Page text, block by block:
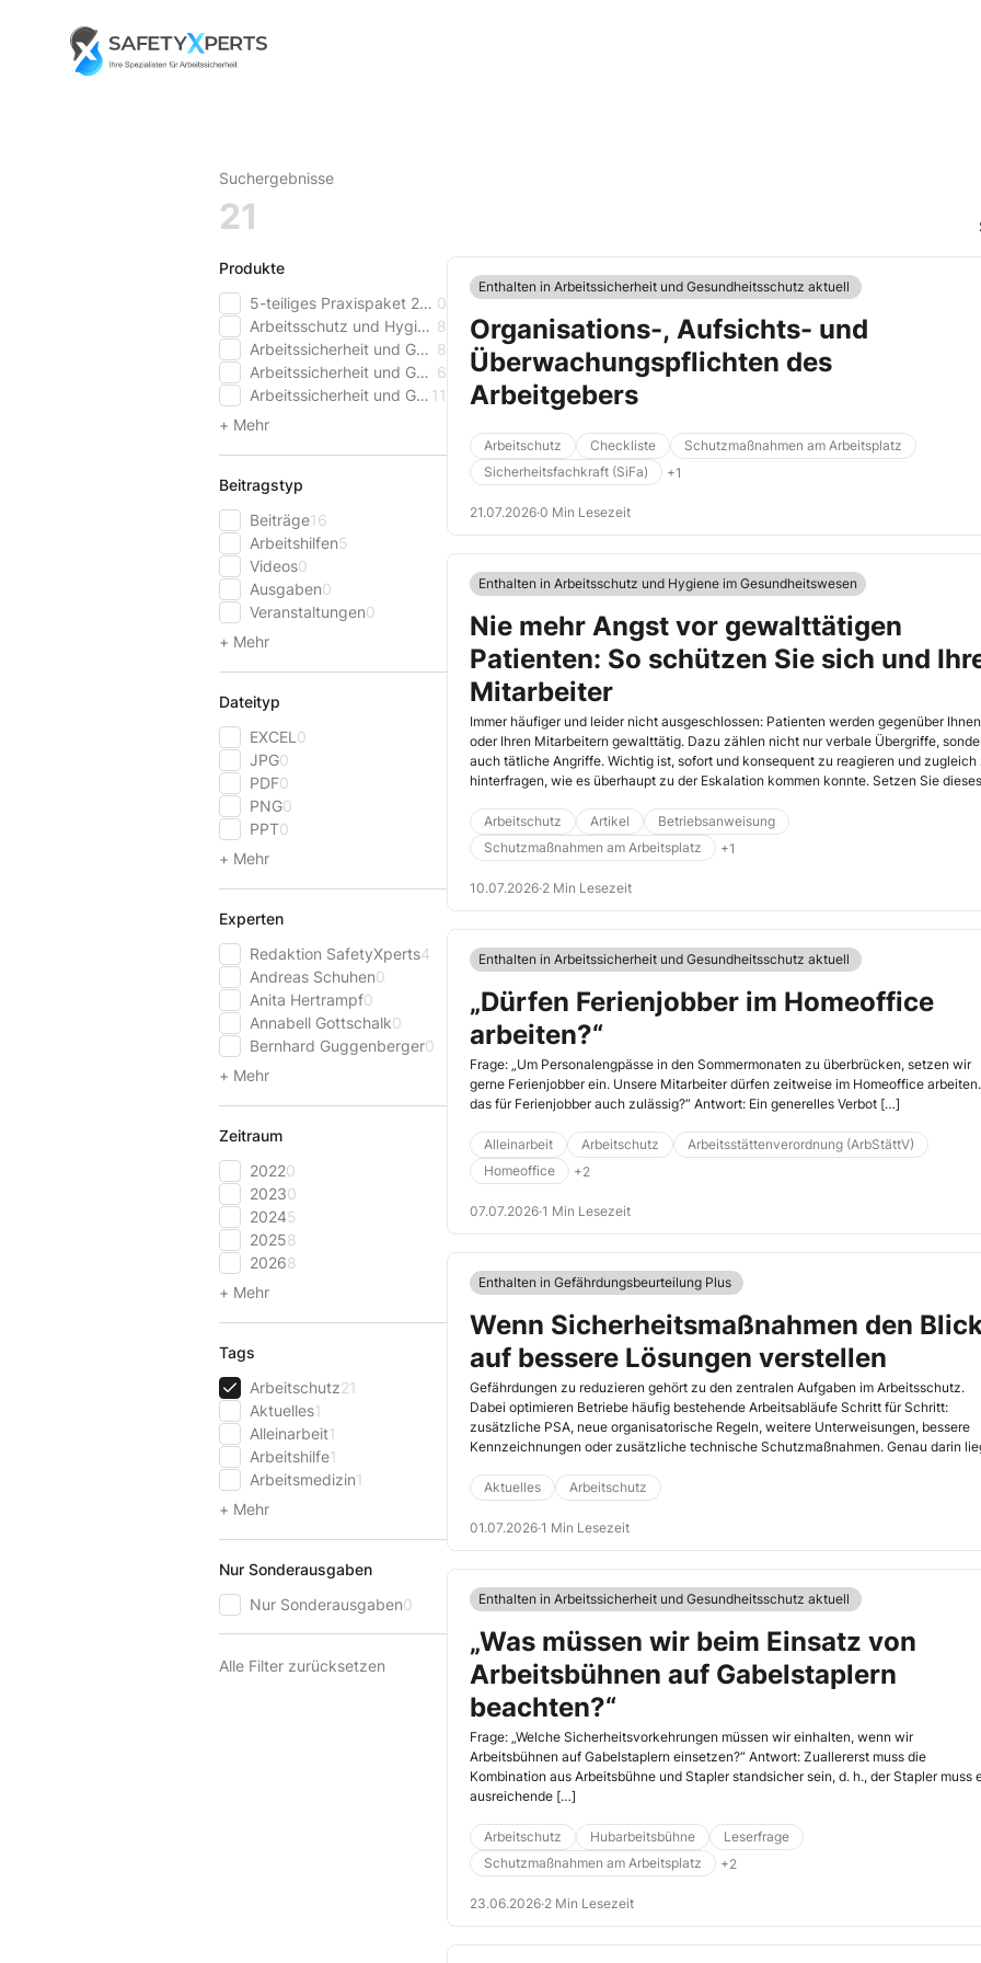
Go to landing page.
Suchergebnisse
21
Produkte
5-teiliges Praxispaket 2025 0
Arbeitsschutz und Hygiene im Gesundheitswesen 8
Arbeitssicherheit und Gesundheitsschutz aktuell 8
Arbeitssicherheit und Gesundheitsschutz aktuell - Schweiz 6
Arbeitssicherheit und Gesundheitsschutz aktuell PREMIUM 11
+ Mehr
Beitragstyp
Beiträge16
Arbeitshilfen5
Videos0
Ausgaben0
Veranstaltungen0
+ Mehr
Dateityp
EXCEL 0
JPG0
PDF0
PNG0
PPT0
+ Mehr
Experten
Redaktion SafetyXperts4
Andreas Schuhen0
Anita Hertrampf0
Annabell Gottschalk0
Bernhard Guggenberger0
+ Mehr
Zeitraum
20220
20230
20245
20258
20268
+ Mehr
Tags
Arbeitschutz21
Aktuelles1
Alleinarbeit1
Arbeitshilfe1
Arbeitsmedizin1
+ Mehr
Nur Sonderausgaben
Nur Sonderausgaben0
Alle Filter zurücksetzen
Enthalten in Arbeitssicherheit und Gesundheitsschutz aktuell
Organisations-, Aufsichts- und
Überwachungspflichten des
Arbeitgebers
Arbeitschutz Checkliste
Schutzmaßnahmen am Arbeitsplatz
Sicherheitsfachkraft (SiFa)
+1
21.07.2026·0 Min Lesezeit
Enthalten in Arbeitsschutz und Hygiene im Gesundheitswesen
Nie mehr Angst vor gewalttätigen
Patienten: So schützen Sie sich und
Mitarbeiter
Immer häufiger und leider nicht ausgeschlossen: Patienten werden gegenüber Ihnen
oder Ihren Mitarbeitern gewalttätig. Dazu zählen nicht nur verbale Übergriffe,
auch tätliche Angriffe. Wichtig ist, sofort und konsequent zu reagieren und zugleich
hinterfragen, wie es überhaupt zu der Eskalation kommen konnte. Setzen Sie dieses
sollten den Ursachen der Übergriffe auf den Grund gehen. Überlegen Sie, ob
das eigene Verhalten die Aggression beim Patienten ausgelöst hat. Legen Sie
Verhaltensregeln fest, damit vor allem Ihre Mitarbeiter sich in einer Gewaltsituation
richtig verhalten, und geben Sie – soweit möglich – Präventionsmaßnahmen vor.
Arbeitschutz Artikel
Betriebsanweisung
Schutzmaßnahmen am Arbeitsplatz
+1
10.07.2026·2 Min Lesezeit
Enthalten in Arbeitssicherheit und Gesundheitsschutz aktuell
„Dürfen Ferienjobber im Homeoffice
arbeiten?“
Frage: „Um Personalengpässe in den Sommermonaten zu überbrücken, setzen wir
gerne Ferienjobber ein. Unsere Mitarbeiter dürfen zeitweise im Homeoffice
das für Ferienjobber auch zulässig?“ Antwort: Ein generelles Verbot […]
Alleinarbeit Arbeitschutz
Arbeitsstättenverordnung (ArbStättV)
Homeoffice
+2
07.07.2026·1 Min Lesezeit
Enthalten in Gefährdungsbeurteilung Plus
Wenn Sicherheitsmaßnahmen den
auf bessere Lösungen verstellen
Gefährdungen zu reduzieren gehört zu den zentralen Aufgaben im Arbeitsschutz.
Dabei optimieren Betriebe häufig bestehende Arbeitsabläufe Schritt für Schritt:
zusätzliche PSA, neue organisatorische Regeln, weitere Unterweisungen, bessere
Kennzeichnungen oder zusätzliche technische Schutzmaßnahmen. Genau darin
bestehenden Prozess investiert wurde, desto schwerer fällt es, diesen Prozess
grundsätzlich infrage zu stellen.
Aktuelles Arbeitschutz
01.07.2026·1 Min Lesezeit
Enthalten in Arbeitssicherheit und Gesundheitsschutz aktuell
„Was müssen wir beim Einsatz von
Arbeitsbühnen auf Gabelstaplern
beachten?“
Frage: „Welche Sicherheitsvorkehrungen müssen wir einhalten, wenn wir
Arbeitsbühnen auf Gabelstaplern einsetzen?“ Antwort: Zuallererst muss die
Kombination aus Arbeitsbühne und Stapler standsicher sein, d. h., der Stapler muss
ausreichende […]
Arbeitschutz Hubarbeitsbühne
Leserfrage
Schutzmaßnahmen am Arbeitsplatz
+2
23.06.2026·2 Min Lesezeit